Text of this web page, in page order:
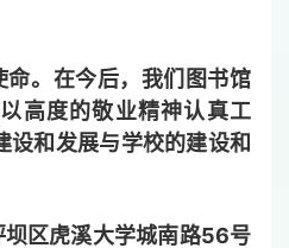
命。在今后，我们图书馆
高度的敬业精神认真工
设和发展与学校的建设和
区虎溪大学城南路56号